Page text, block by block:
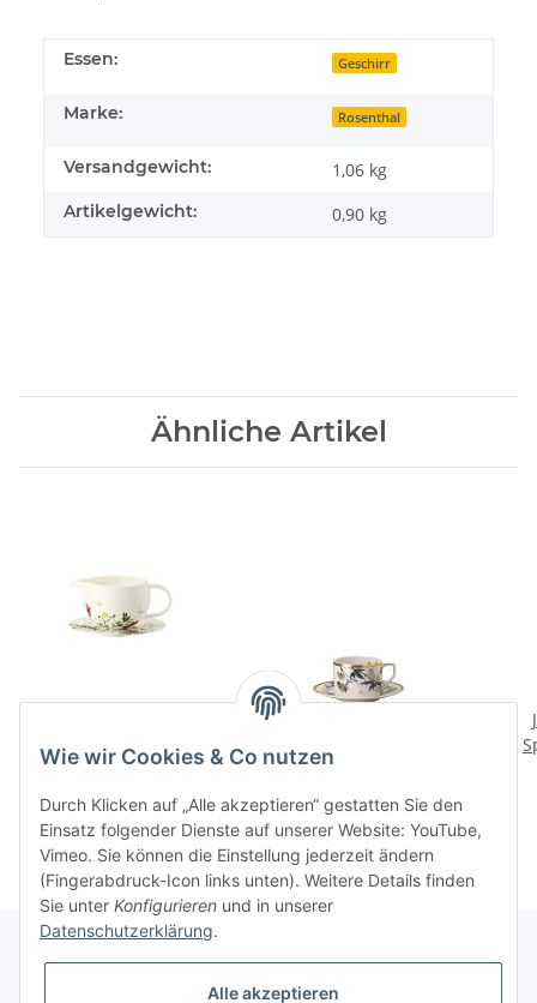
Essen: Geschirr
Marke: Rosenthal
Versandgewicht: 1,06 kg
Artikelgewicht: 0,90 kg
Ähnliche Artikel
Sauciere 2-tlg.
109,00 CHF*
Turandot white Teetasse
124,00 CHF
Wie wir Cookies & Co nutzen
Durch Klicken auf „Alle akzeptieren“ gestatten Sie den
Einsatz folgender Dienste auf unserer Website: YouTube,
Vimeo. Sie können die Einstellung jederzeit ändern
(Fingerabdruck-Icon links unten). Weitere Details finden
Sie unter Konfigurieren und in unserer
Datenschutzerklärung.
Alle akzeptieren